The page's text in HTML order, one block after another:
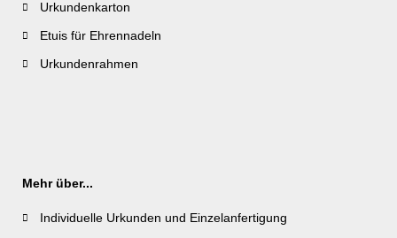
Urkundenkarton
Etuis für Ehrennadeln
Urkundenrahmen
Mehr über...
Individuelle Urkunden und Einzelanfertigung